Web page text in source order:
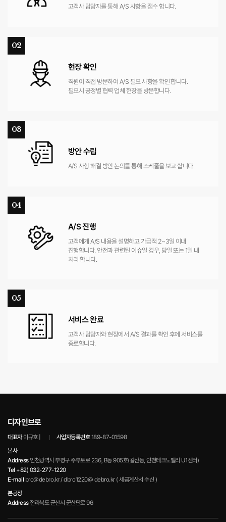
02
직원이 직접 방문하여 A/S 필요 사항을 확인 합니다.
필요시 공정별 협력 업체 현장을 방문합니다.
03
A/S 사항 해결 방안 논의를 통해
04
고객에게 A/S 내용을 설명하고 가급적 2~3일 이내
진행합니다. 안전과 관련된 이슈일 경우, 당일 또는 1일 내
처리 합니다.
05
고객사 담당자와 현장에서 A/S 결과를 확인 후에 서비스를
종료합니다.
대표자 이규호 |
본사
Address
Tel+82) 032-277-1220
E-mailbro@debro.kr / dbro1220@ debro.kr ( 세금계산서 수신 )
본공장
Address